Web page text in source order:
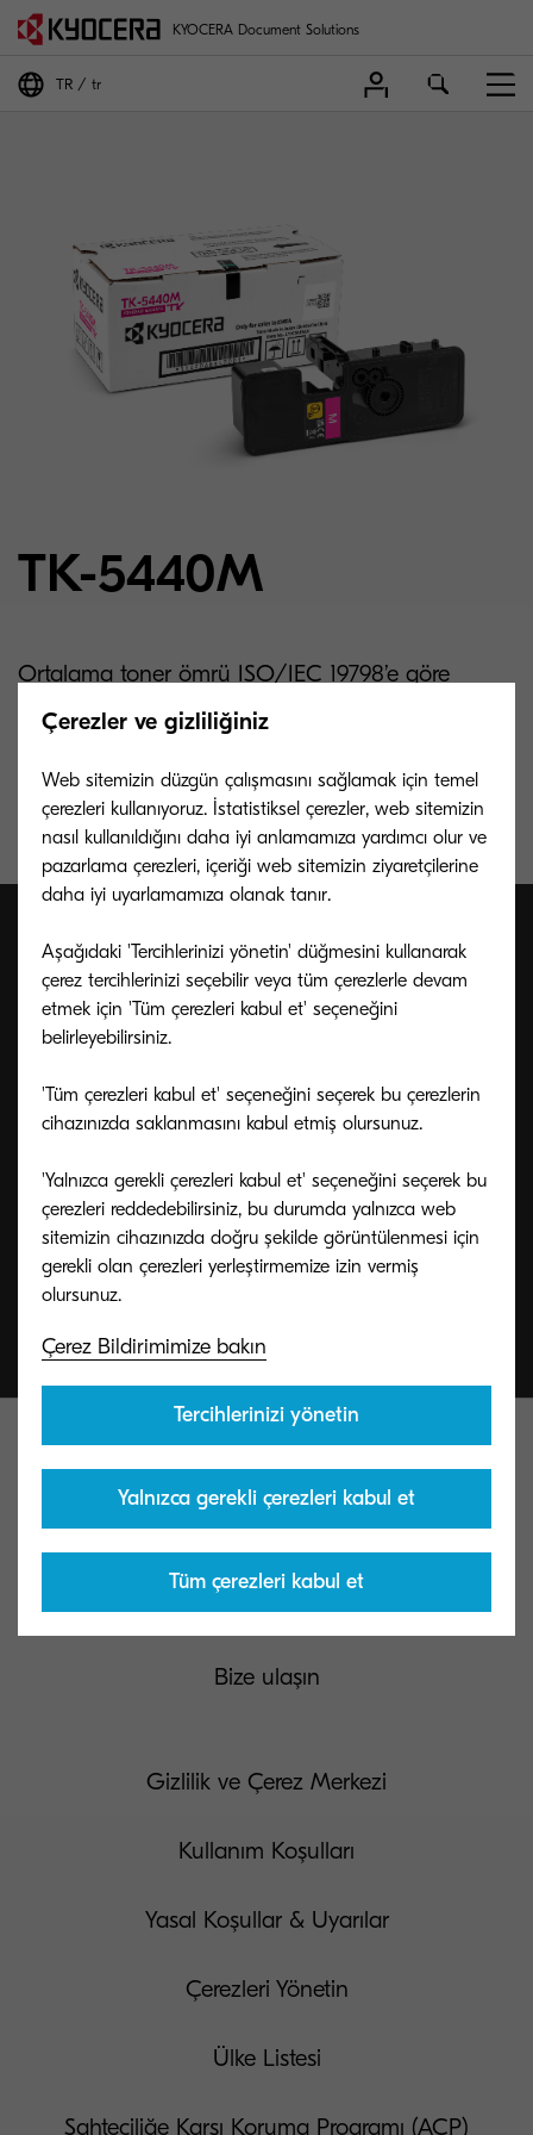
KYOCERA Document Solutions
TR tr
TK-5440M
Ortalama toner ömrü ISO/IEC 19798’e göre
verilmiştir. 2.400 A4 sayfa ömürlü macenta toner.
Bizimle konuşun, biz insanız
Destek ekibimiz KYOCERA ürünleri ve
hizmetleriyle ilgili sorularınızda size yardımcı
Bize ulaşın
Kyocera Document Solutions Global
Bize ulaşın
Gizlilik ve Çerez Merkezi
Kullanım Koşulları
Yasal Koşullar & Uyarılar
Çerezleri Yönetin
Ülke Listesi
Sahteciliğe Karşı Koruma Programı (ACP)
Çerezler ve gizliliğiniz
Web sitemizin düzgün çalışmasını sağlamak için temel
çerezleri kullanıyoruz. İstatistiksel çerezler, web sitemizin
nasıl kullanıldığını daha iyi anlamamıza yardımcı olur ve
pazarlama çerezleri, içeriği web sitemizin ziyaretçilerine
daha iyi uyarlamamıza olanak tanır.
Aşağıdaki 'Tercihlerinizi yönetin' düğmesini kullanarak
çerez tercihlerinizi seçebilir veya tüm çerezlerle devam
etmek için 'Tüm çerezleri kabul et' seçeneğini
belirleyebilirsiniz.
'Tüm çerezleri kabul et' seçeneğini seçerek bu çerezlerin
cihazınızda saklanmasını kabul etmiş olursunuz.
'Yalnızca gerekli çerezleri kabul et' seçeneğini seçerek bu
çerezleri reddedebilirsiniz, bu durumda yalnızca web
sitemizin cihazınızda doğru şekilde görüntülenmesi için
gerekli olan çerezleri yerleştirmemize izin vermiş
Çerez Bildirimimize bakın
Tercihlerinizi yönetin
Yalnızca gerekli çerezleri kabul et
Tüm çerezleri kabul et